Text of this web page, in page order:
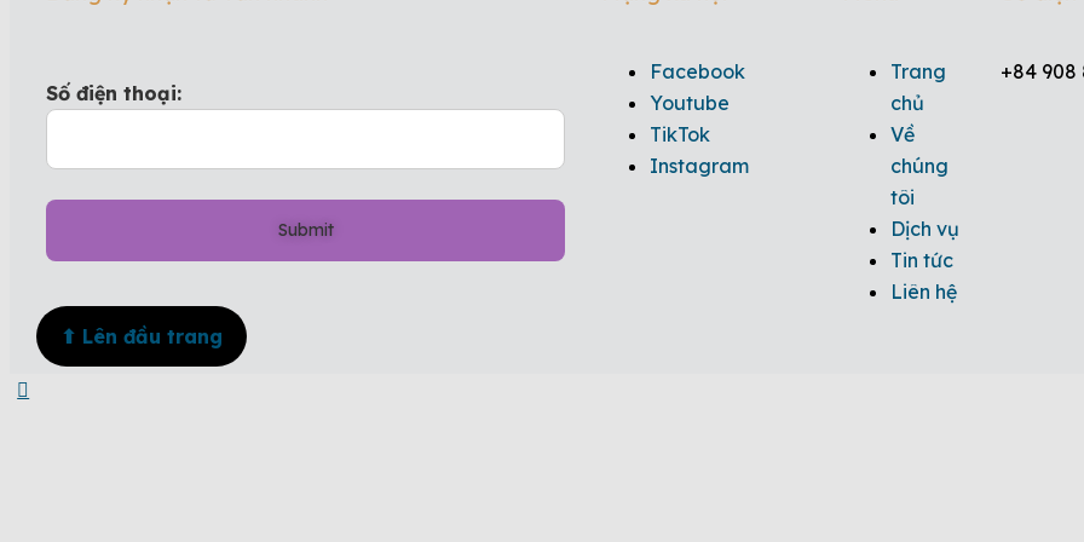
Số điện thoại:
Facebook
Youtube
TikTok
Instagram
Trang
chủ
Về
chúng
tôi
Dịch vụ
Tin tức
Liên hệ
+84 908
⬆ Lên đầu trang